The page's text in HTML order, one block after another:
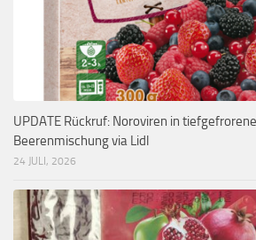
UPDATE Rückruf: Noroviren in
Beerenmischung via Lidl
24 JULI, 2026